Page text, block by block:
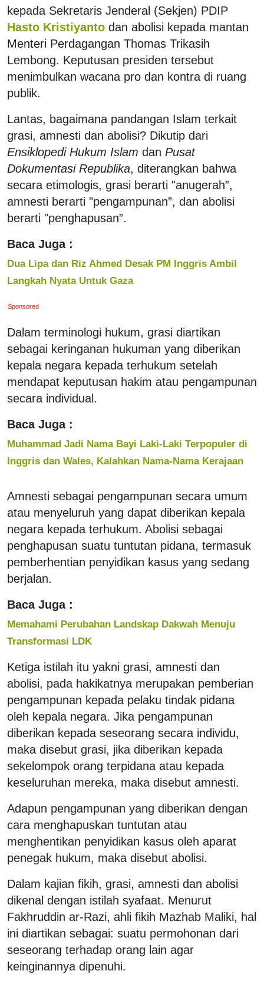
kepada Sekretaris Jenderal (Sekjen) PDIP
Hasto Kristiyanto dan abolisi kepada mantan
Menteri Perdagangan Thomas Trikasih
Lembong. Keputusan presiden tersebut
menimbulkan wacana pro dan kontra di ruang
publik.
Lantas, bagaimana pandangan Islam terkait
grasi, amnesti dan abolisi? Dikutip dari
Ensiklopedi Hukum Islam dan Pusat
Dokumentasi Republika, diterangkan bahwa
secara etimologis, grasi berarti "anugerah”,
amnesti berarti "pengampunan”, dan abolisi
berarti "penghapusan”.
Baca Juga :
Dua Lipa dan Riz Ahmed Desak PM Inggris Ambil
Langkah Nyata Untuk Gaza
Sponsored
Dalam terminologi hukum, grasi diartikan
sebagai keringanan hukuman yang diberikan
kepala negara kepada terhukum setelah
mendapat keputusan hakim atau pengampunan
secara individual.
Baca Juga :
Muhammad Jadi Nama Bayi Laki-Laki Terpopuler di
Inggris dan Wales, Kalahkan Nama-Nama Kerajaan
Amnesti sebagai pengampunan secara umum
atau menyeluruh yang dapat diberikan kepala
negara kepada terhukum. Abolisi sebagai
penghapusan suatu tuntutan pidana, termasuk
pemberhentian penyidikan kasus yang sedang
berjalan.
Baca Juga :
Memahami Perubahan Landskap Dakwah Menuju
Transformasi LDK
Ketiga istilah itu yakni grasi, amnesti dan
abolisi, pada hakikatnya merupakan pemberian
pengampunan kepada pelaku tindak pidana
oleh kepala negara. Jika pengampunan
diberikan kepada seseorang secara individu,
maka disebut grasi, jika diberikan kepada
sekelompok orang terpidana atau kepada
keseluruhan mereka, maka disebut amnesti.
Adapun pengampunan yang diberikan dengan
cara menghapuskan tuntutan atau
menghentikan penyidikan kasus oleh aparat
penegak hukum, maka disebut abolisi.
Dalam kajian fikih, grasi, amnesti dan abolisi
dikenal dengan istilah syafaat. Menurut
Fakhruddin ar-Razi, ahli fikih Mazhab Maliki, hal
ini diartikan sebagai: suatu permohonan dari
seseorang terhadap orang lain agar
keinginannya dipenuhi.